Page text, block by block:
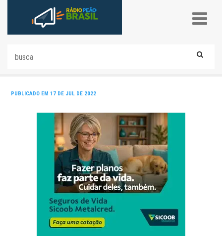
PUBLICADO EM 17 DE JUL DE 2022